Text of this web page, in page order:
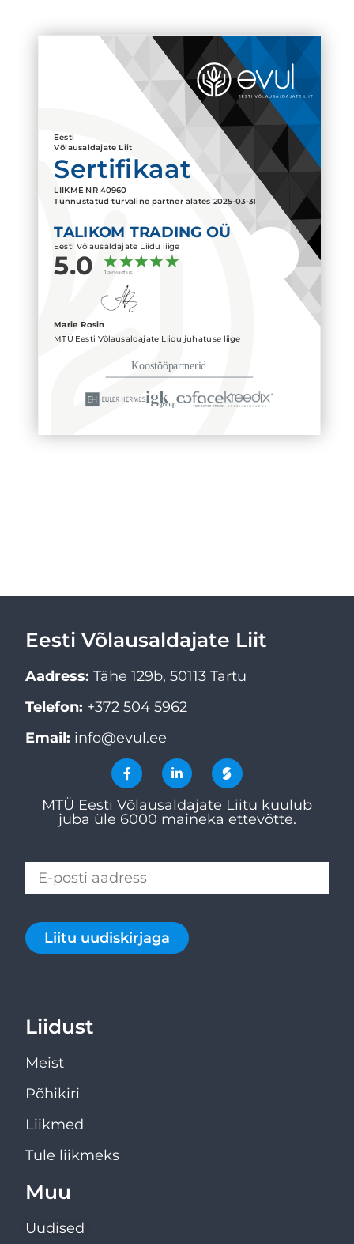
Eesti
Võlausaldajate Liit
Sertifikaat
LIIKME NR 40960
Tunnustatud turvaline partner alates 2025-03-31
TALIKOM TRADING OÜ
Eesti Võlausaldajate Liidu liige
5.0 1 arvustus
Marie Rosin
MTÜ Eesti Võlausaldajate Liidu juhatuse liige
Eesti Võlausaldajate Liit
Aadress: Tähe 129b, 50113 Tartu
Telefon: +372 504 5962
Email: info@evul.ee
MTÜ Eesti Võlausaldajate Liitu kuulub
juba üle 6000 maineka ettevõtte.
Liitu uudiskirjaga
Liidust
Meist
Põhikiri
Liikmed
Tule liikmeks
Muu
Uudised